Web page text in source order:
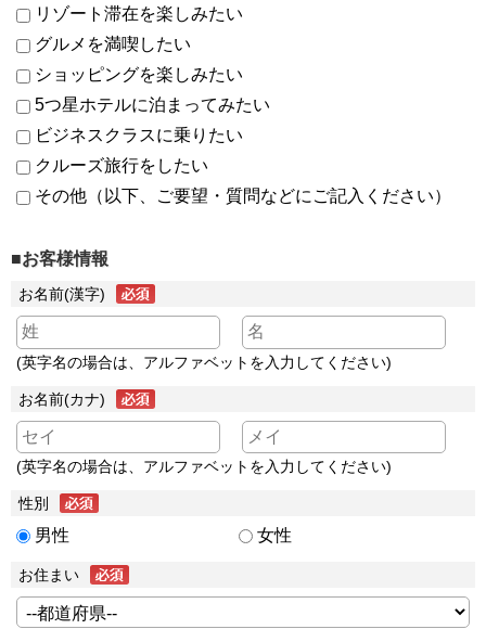
リゾート滞在を楽しみたい
グルメを満喫したい
ショッピングを楽しみたい
5つ星ホテルに泊まってみたい
ビジネスクラスに乗りたい
クルーズ旅行をしたい
その他（以下、ご要望・質問などにご記入ください）
■お客様情報
お名前(漢字)
(英字名の場合は、アルファベットを入力してください)
お名前(カナ)
(英字名の場合は、アルファベットを入力してください)
性別
男性 女性
お住まい